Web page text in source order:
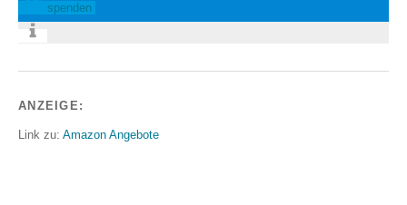
spenden
ANZEIGE:
Link zu: Amazon Angebote